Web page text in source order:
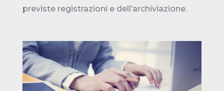
previste registrazioni e dell’archiviazione.